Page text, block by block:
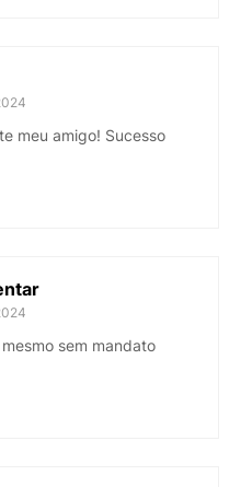
meu amigo! Sucesso
sem mandato